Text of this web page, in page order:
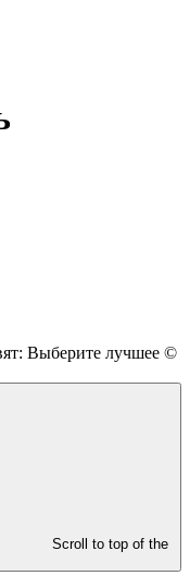
Выберите лучшее ©
Scroll to top of the